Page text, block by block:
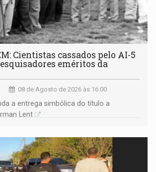
Cientistas cassados pelo AI-5
eméritos da
08 de Agosto de 2026 às 16:00
a entrega simbólica do título a
Lent